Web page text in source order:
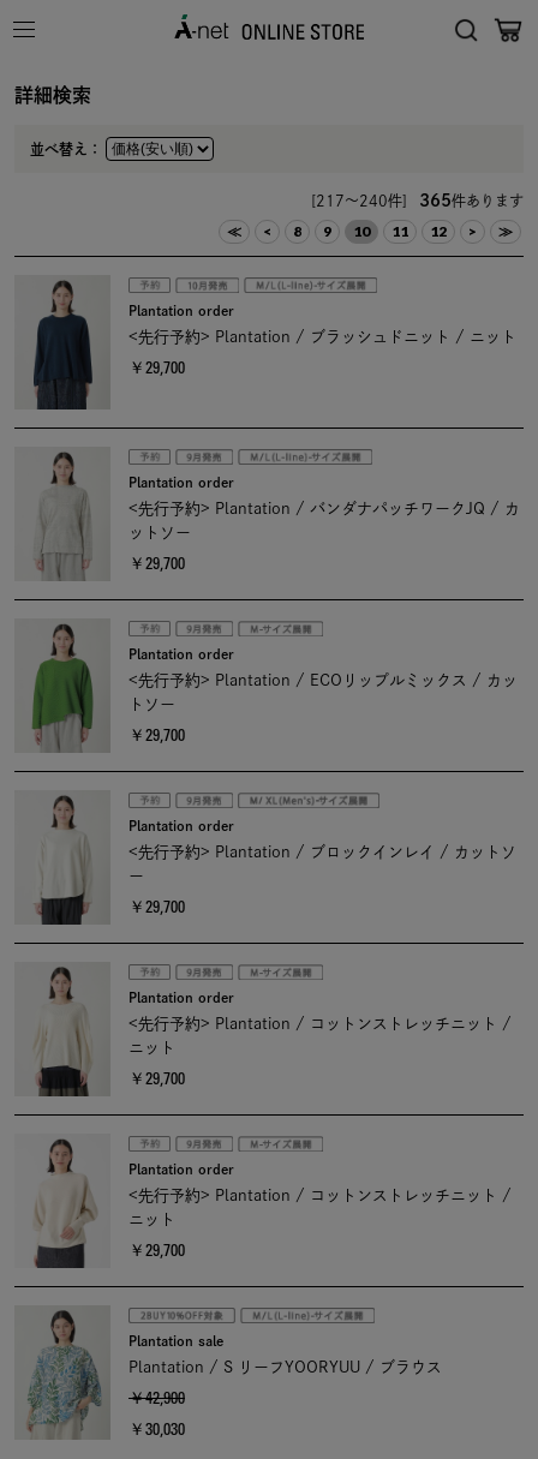
詳細検索
並べ替え：
[217～240件] 365件あります
≪ < 8 9 10 11 12 > ≫
Plantation order
<先行予約> Plantation / ブラッシュドニット / ニット
￥29,700
Plantation order
<先行予約> Plantation / バンダナパッチワークJQ / カ
ットソー
￥29,700
Plantation order
<先行予約> Plantation / ECOリップルミックス / カッ
トソー
￥29,700
Plantation order
<先行予約> Plantation / ブロックインレイ / カットソ
ー
￥29,700
Plantation order
<先行予約> Plantation / コットンストレッチニット /
ニット
￥29,700
Plantation order
<先行予約> Plantation / コットンストレッチニット /
ニット
￥29,700
Plantation sale
Plantation / S リーフYOORYUU / ブラウス
￥42,900
￥30,030